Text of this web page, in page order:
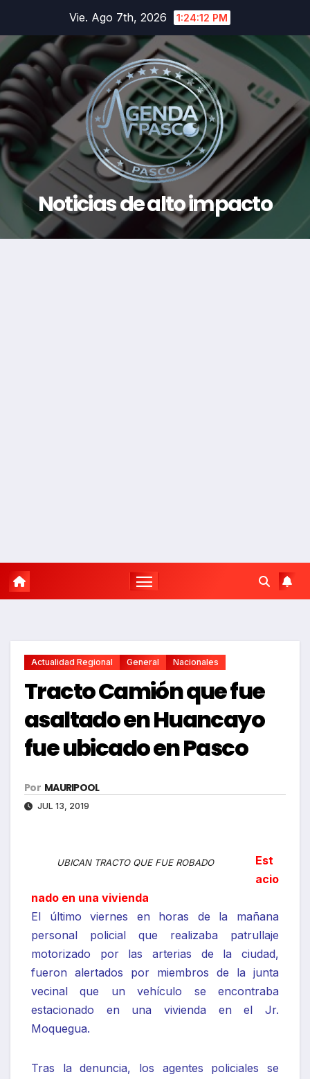
contenido
Vie. Ago 7th, 2026 1:24:13 PM
Noticias de alto impacto
Actualidad Regional General Nacionales
Tracto Camión que fue
asaltado en Huancayo
fue ubicado en Pasco
Por MAURIPOOL
JUL 13, 2019
UBICAN TRACTO QUE FUE ROBADO
Est
acio
nado en una vivienda
El último viernes en horas de la mañana
personal policial que realizaba patrullaje
motorizado por las arterias de la ciudad,
fueron alertados por miembros de la junta
vecinal que un vehículo se encontraba
estacionado en una vivienda en el Jr.
Moquegua.
Tras la denuncia, los agentes policiales se